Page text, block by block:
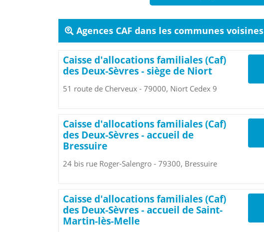
Agences CAF dans les communes voisines
Caisse d'allocations familiales (Caf)
des Deux-Sèvres - siège de Niort
51 route de Cherveux - 79000, Niort Cedex 9
Caisse d'allocations familiales (Caf)
des Deux-Sèvres - accueil de
Bressuire
24 bis rue Roger-Salengro - 79300, Bressuire
Caisse d'allocations familiales (Caf)
des Deux-Sèvres - accueil de Saint-
Martin-lès-Melle